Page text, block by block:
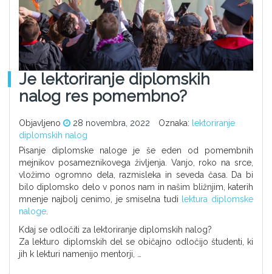
Je lektoriranje diplomskih
nalog res pomembno?
Objavljeno 28 novembra, 2022 Oznaka: lektoriranje
diplomskih nalog
Pisanje diplomske naloge je še eden od pomembnih
mejnikov posameznikovega življenja. Vanjo, roko na srce,
vložimo ogromno dela, razmisleka in seveda časa. Da bi
bilo diplomsko delo v ponos nam in našim bližnjim, katerih
mnenje najbolj cenimo, je smiselna tudi
lektura diplomske
naloge
Kdaj se odločiti za lektoriranje diplomskih nalog?
Za lekturo diplomskih del se običajno odločijo študenti, ki
jih k lekturi namenijo mentorji, …